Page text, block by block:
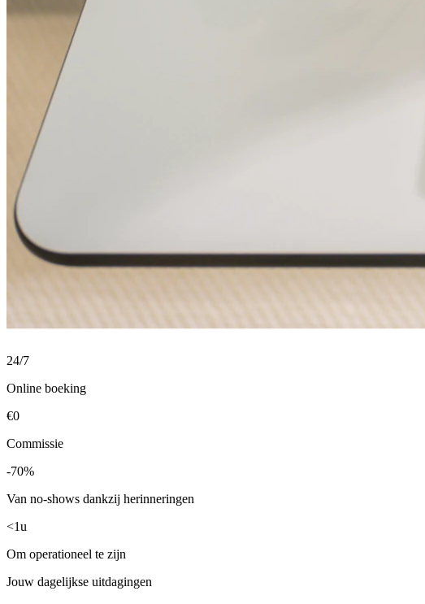
24/7
Online boeking
€0
Commissie
-70%
Van no-shows dankzij herinneringen
<1u
Om operationeel te zijn
Jouw dagelijkse uitdagingen